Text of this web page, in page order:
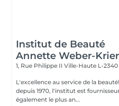
Institut de Beauté
Annette Weber-Krier
1, Rue Philippe II Ville-Haute L-2340
L'excellence au service de la beauté! Situé en plein centre-ville
depuis 1970, l'institut est
également le plus an...